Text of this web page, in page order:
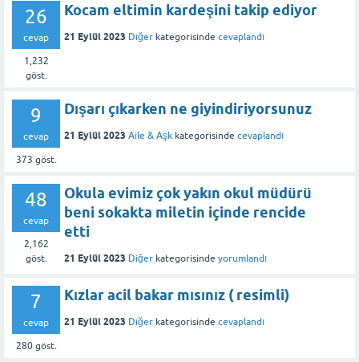
26
cevap
1,232
göst.
Kocam eltimin kardeşini takip ediyor
21 Eylül 2023 Diğer kategorisinde cevaplandı
9
cevap
373 göst.
Dışarı çıkarken ne giyindiriyorsunuz
21 Eylül 2023 Aile & Aşk kategorisinde cevaplandı
48
cevap
2,162
göst.
Okula evimiz çok yakın okul müdürü
beni sokakta miletin içinde rencide
etti
21 Eylül 2023 Diğer kategorisinde yorumlandı
7
cevap
280göst.
Kızlar acil bakar mısınız ( resimli)
21 Eylül 2023 Diğer kategorisinde cevaplandı